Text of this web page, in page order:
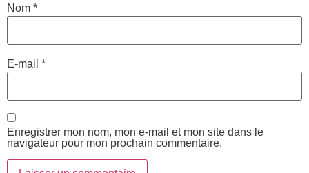
Nom *
E-mail *
Enregistrer mon nom, mon e-mail et mon site dans le
navigateur pour mon prochain commentaire.